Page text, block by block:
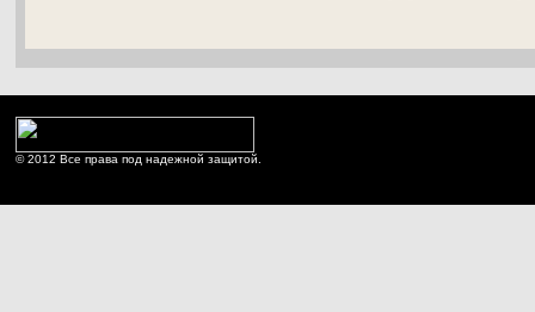
© 2012 Все права под надежной защитой.